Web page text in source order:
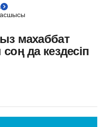
маxаббат
да кездесіп